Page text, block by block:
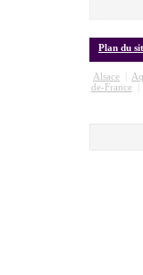
Plan du
Alsace
de-France|